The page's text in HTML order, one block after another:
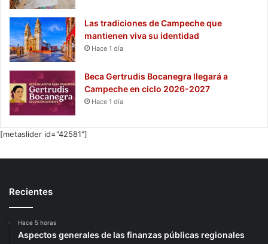
Las tradiciones de Campeche que
mantienen viva su identidad
Hace 1 día
Beca Gertrudis Bocanegra llegará a
Campeche en ciclo 2026-2027
Hace 1 día
[metaslider id="42581"]
Recientes
Hace 5 horas
Aspectos generales de las finanzas públicas regionales